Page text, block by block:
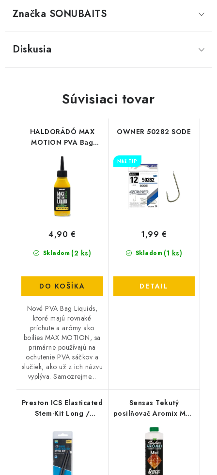
Značka SONUBAITS
Diskusia
Súvisiaci tovar
HALDORÁDÓ MAX
MOTION PVA Bag
Corn
Skladom (2 ks)
4,90 €
DO KOŠÍKA
Nové PVA Bag Liquids,
ktoré majú rovnaké
príchute a arómy ako
boilies MAX MOTION, sa
primárne používajú na
ochutenie PVA sáčkov a
slučiek, ako už z ich názvu
vyplýva. Samozrejme...
OWNER 50282 SODE
Náš TIP
Skladom (1 ks)
1,99 €
DETAIL
Preston ICS Elasticated
Stem-Kit Long /
Sensas Tekutý
posilňovač Aromix MED